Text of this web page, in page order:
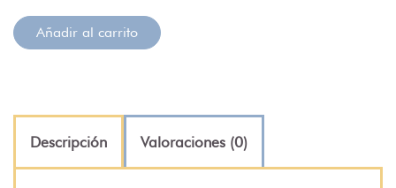
Añadir al carrito
Descripción Valoraciones (0)